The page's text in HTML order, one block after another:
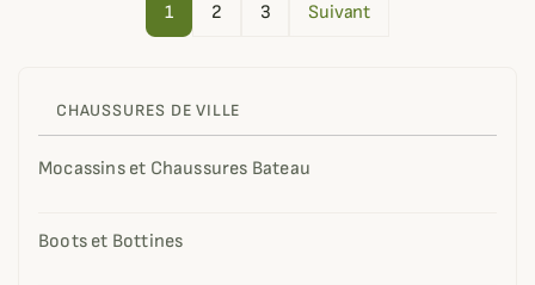
CHAUSSURES DE VILLE
Mocassins et Chaussures Bateau
Boots et Bottines
1 2 3 Suivant